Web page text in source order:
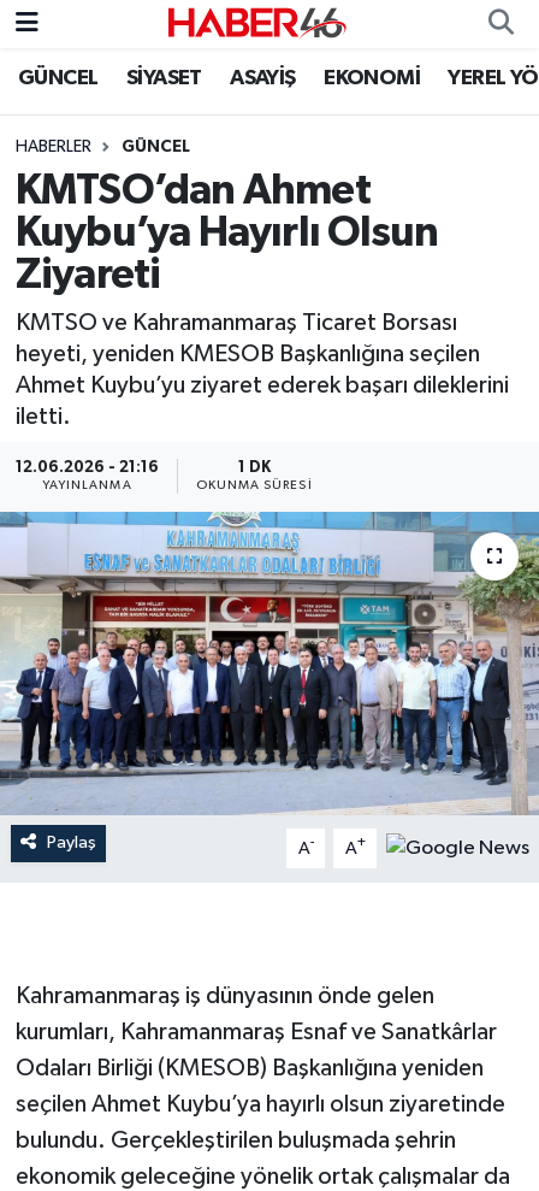
GÜNCEL SİYASET ASAYİŞ EKONOMİ YEREL
HABERLER GÜNCEL
KMTSO’dan Ahmet
Kuybu’ya Hayırlı Olsun
Ziyareti
KMTSO ve Kahramanmaraş Ticaret Borsası
heyeti, yeniden KMESOB Başkanlığına seçilen
Ahmet Kuybu’yu ziyaret ederek başarı dileklerini
iletti.
12.06.2026 - 21:16
YAYINLANMA
1 DK
OKUNMA SÜRESI
Paylaş A- A+
Kahramanmaraş iş dünyasının önde gelen
kurumları, Kahramanmaraş Esnaf ve Sanatkârlar
Odaları Birliği (KMESOB) Başkanlığına yeniden
seçilen Ahmet Kuybu’ya hayırlı olsun ziyaretinde
bulundu. Gerçekleştirilen buluşmada şehrin
ekonomik geleceğine yönelik ortak çalışmalar da
GÜNCEL
SİYASET
EKONOMİ
SPOR
YAŞAM
TEKNOLOJİ
SAĞLIK
EĞİTİM
İLÇE HABERLERİ
KÜLTÜR-SANAT
KSÜ
DÜNYA
ROPORTAJ
YEREL YÖNETİM
MEDYA
SEÇİM 2011
Nöbetçi Eczaneler
Hava Durumu
Kahramanmaraş Namaz Vakitleri
Trafik Durumu
Süper Lig Puan Durumu ve Fikstür
Tüm Manşetler
Son Dakika Haberleri
Haber Arşivi